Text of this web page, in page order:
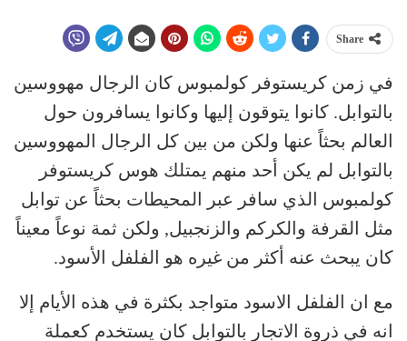
Share
في زمن كريستوفر كولمبوس كان الرجال مهووسين
بالتوابل. كانوا يتوقون إليها وكانوا يسافرون حول
العالم بحثاً عنها ولكن من بين كل الرجال المهووسين
بالتوابل لم يكن أحد منهم يمتلك هوس كريستوفر
كولمبوس الذي سافر عبر المحيطات بحثاً عن توابل
مثل القرفة والكركم والزنجبيل, ولكن ثمة نوعاً معيناً
كان يبحث عنه أكثر من غيره هو الفلفل الأسود.
مع ان الفلفل الاسود متواجد بكثرة في هذه الأيام إلا
انه في ذروة الاتجار بالتوابل كان يستخدم كعملة